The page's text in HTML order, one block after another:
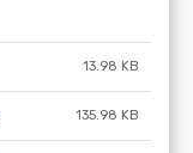
13.98 KB
135.98 KB